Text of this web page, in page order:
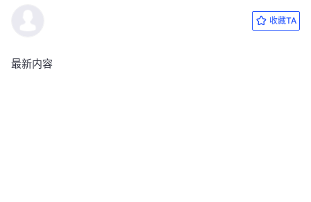
收藏TA
最新内容